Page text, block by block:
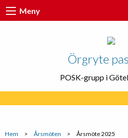
Meny
Örgryte
POSK-grupp i
Hem > Årsmöten > Årsmöte 2025